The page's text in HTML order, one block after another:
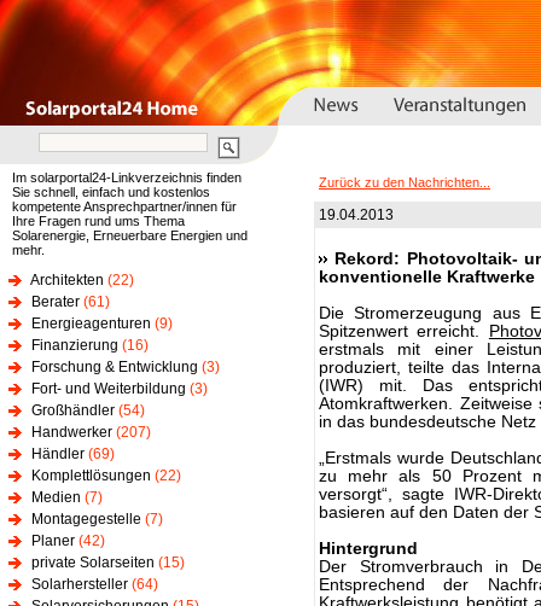
Im solarportal24-Linkverzeichnis finden
Sie schnell, einfach und kostenlos
kompetente Ansprechpartner/innen für
Ihre Fragen rund ums Thema
Solarenergie, Erneuerbare Energien und
mehr.
Architekten (22)
Berater (61)
Energieagenturen (9)
Finanzierung (16)
Forschung & Entwicklung (3)
Fort- und Weiterbildung (3)
Großhändler (54)
Handwerker (207)
Händler (69)
Komplettlösungen (22)
Medien (7)
Montagegestelle (7)
Planer (42)
private Solarseiten (15)
Solarhersteller (64)
Zurück zu den Nachrichten...
19.04.2013
Rekord: Photovoltaik-
konventionelle Kraftwerke
Die Stromerzeugung aus
Spitzenwert erreicht.
erstmals mit einer
produziert, teilte das
(IWR) mit. Das
Atomkraftwerken.
in das bundesdeutsche
„Erstmals wurde
zu mehr als 50 Prozent
versorgt“, sagte IWR-
basieren auf den Daten der
Hintergrund
Der Stromverbrauch in
Entsprechend der